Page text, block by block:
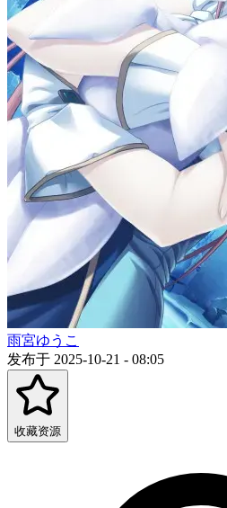
雨宮ゆうこ
发布于 2025-10-21 - 08:05
收藏资源